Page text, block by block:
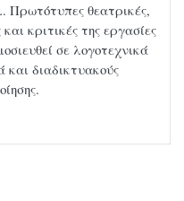
Πρωτότυπες θεατρικές,
και κριτικές της εργασίες
σε λογοτεχνικά
και διαδικτυακούς